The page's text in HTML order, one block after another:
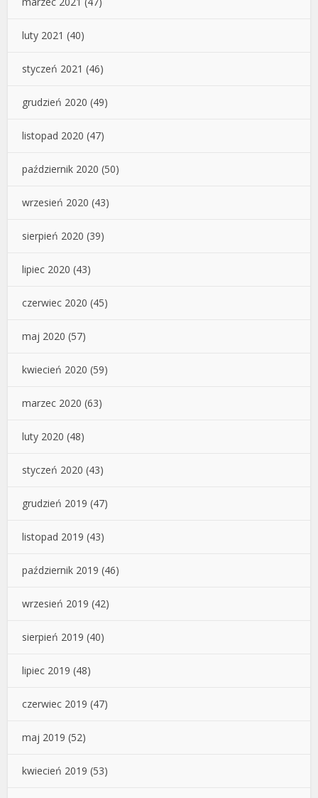
luty 2021 (40)
styczeń 2021 (46)
grudzień 2020 (49)
listopad 2020 (47)
październik 2020 (50)
wrzesień 2020 (43)
sierpień 2020 (39)
lipiec 2020 (43)
czerwiec 2020 (45)
maj 2020 (57)
kwiecień 2020 (59)
marzec 2020 (63)
luty 2020 (48)
styczeń 2020 (43)
grudzień 2019 (47)
listopad 2019 (43)
październik 2019 (46)
wrzesień 2019 (42)
sierpień 2019 (40)
lipiec 2019 (48)
czerwiec 2019 (47)
maj 2019 (52)
kwiecień 2019 (53)